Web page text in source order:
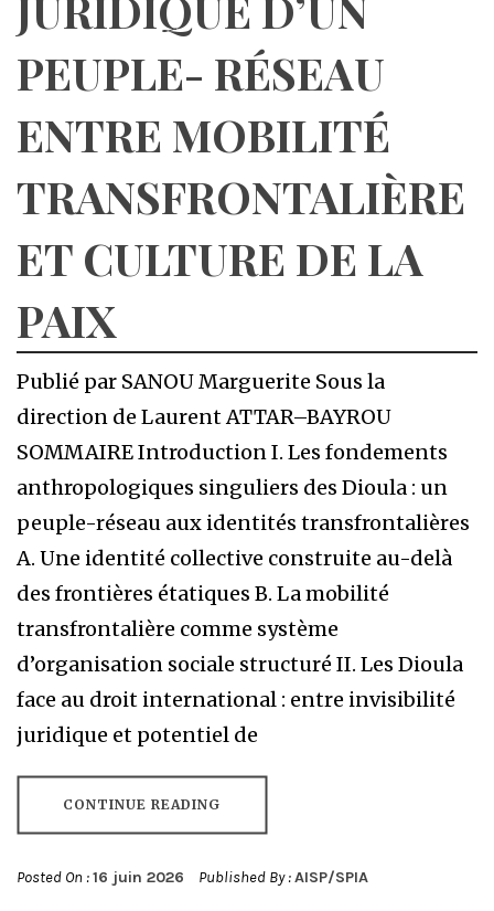
PEUPLE- RÉSEAU
ENTRE MOBILITÉ
TRANSFRONTALIÈRE
ET CULTURE DE LA
PAIX
Publié par SANOU Marguerite Sous la
direction de Laurent ATTAR–BAYROU
SOMMAIRE Introduction I. Les fondements
anthropologiques singuliers des Dioula : un
peuple-réseau aux identités transfrontalières
A. Une identité collective construite au-delà
des frontières étatiques B. La mobilité
transfrontalière comme système
d’organisation sociale structuré II. Les Dioula
face au droit international : entre invisibilité
juridique et potentiel de
CONTINUE READING
Posted On :16 juin 2026 Published By :AISP/SPIA